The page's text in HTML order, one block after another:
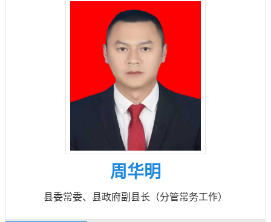
周华明
县委常委、县政府副县长（分管常务工作）